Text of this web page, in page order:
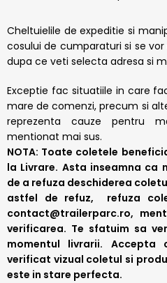
Cheltuielile de expeditie si
cosului de cumparaturi si se
dupa ce veti selecta adresa si
Exceptie fac situatiile in care
mare de comenzi, precum si
reprezenta cauze pentru
mentionat mai sus.
NOTA: Toate coletele
la Livrare. Asta inseamna ca
de a refuza deschiderea
astfel de refuz, refuza
contact@trailerparc.ro,
verificarea. Te sfatuim sa
momentul livrarii.
verificat vizual coletul si
este in stare perfecta.